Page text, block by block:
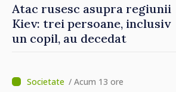
Atac rusesc asupra regiunii
Kiev: trei persoane, inclusiv
un copil, au decedat
/ Acum 13 ore